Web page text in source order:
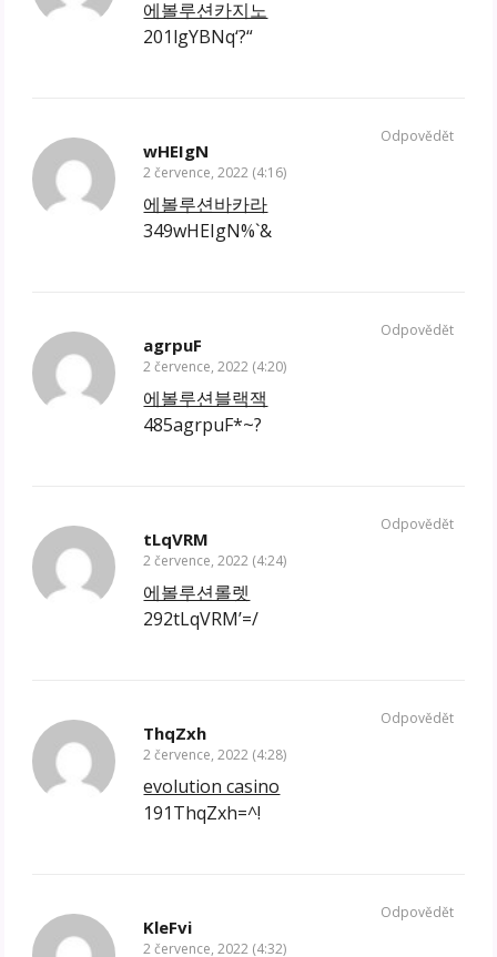
에볼루션카지노
201lgYBNq‘?“
wHEIgN
2 července, 2022 (4:16)
에볼루션바카라
349wHEIgN%`&
Odpovědět
agrpuF
2 července, 2022 (4:20)
에볼루션블랙잭
485agrpuF*~?
Odpovědět
tLqVRM
2 července, 2022 (4:24)
에볼루션롤렛
292tLqVRM’=/
Odpovědět
ThqZxh
2 července, 2022 (4:28)
evolution casino
191ThqZxh=^!
Odpovědět
KleFvi
2 července, 2022 (4:32)
Odpovědět